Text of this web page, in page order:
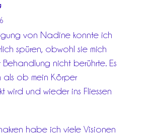
von Nadine konnte ich
spüren, obwohl sie mich
nicht berührte. Es
als ob mein Körper
wird und wieder ins Fliessen
habe ich viele Visionen